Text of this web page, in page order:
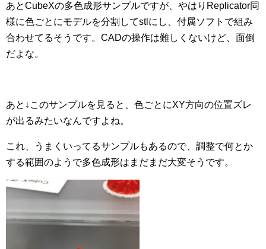
あとCubeXの多色成形サンプルですが、やはりReplicator同
様に色ごとにモデルを分割してstlにし、付属ソフトで組み
合わせてるそうです。CADの操作は難しくないけど、面倒
だよな。
あと↓このサンプルを見ると、色ごとにXY方向の位置ズレ
が出るみたいなんですよね。
これ、うまくいってるサンプルもあるので、調整で何とか
する範囲のようで多色成形はまだまだ大変そうです。